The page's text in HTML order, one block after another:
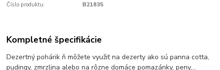
Číslo produktu: B21835
Kompletné špecifikácie
Dezertný pohárik ň môžete využiť na dezerty ako sú panna cotta,
pudingy, zmrzlina alebo na rôzne domáce pomazánky, peny,...